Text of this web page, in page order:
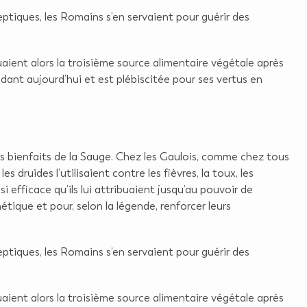
les Romains s’en servaient pour guérir des
alors la troisième source alimentaire végétale après
aujourd’hui et est plébiscitée pour ses vertus en
de la Sauge. Chez les Gaulois, comme chez tous
druides l’utilisaient contre les fièvres, la toux, les
efficace qu’ils lui attribuaient jusqu’au pouvoir de
et pour, selon la légende, renforcer leurs
les Romains s’en servaient pour guérir des
alors la troisième source alimentaire végétale après